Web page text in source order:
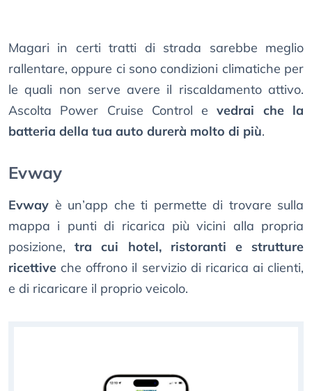
Magari in certi tratti di strada sarebbe meglio
rallentare, oppure ci sono condizioni climatiche per
le quali non serve avere il riscaldamento attivo.
Ascolta Power Cruise Control evedrai che la
batteria della tua auto durerà molto di più.
Evway
Evway è un’app che ti permette di trovare sulla
mappa i punti di ricarica più vicini alla propria
posizione,tra cui hotel, ristoranti e strutture
ricettive che offrono il servizio di ricarica ai clienti,
e di ricaricare il proprio veicolo.